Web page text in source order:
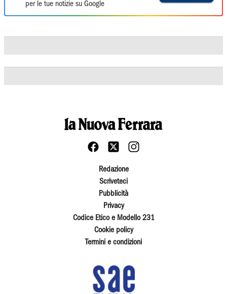
per le tue notizie su Google
Redazione
Scriveteci
Pubblicità
Privacy
Codice Etico e Modello 231
Cookie policy
Termini e condizioni